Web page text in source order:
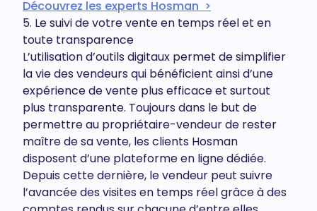
Découvrez les experts Hosman >
5. Le suivi de votre vente en temps réel et en
toute transparence
L’utilisation d’outils digitaux permet de simplifier
la vie des vendeurs qui bénéficient ainsi d’une
expérience de vente plus efficace et surtout
plus transparente. Toujours dans le but de
permettre au propriétaire-vendeur de rester
maître de sa vente, les clients Hosman
disposent d’une plateforme en ligne dédiée.
Depuis cette dernière, le vendeur peut suivre
l’avancée des visites en temps réel grâce à des